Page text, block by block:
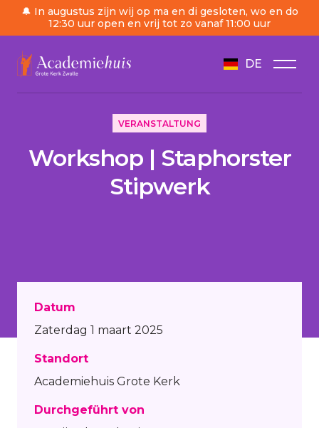
🔔 In augustus zijn wij op ma en di gesloten, wo en do
12:30 uur open en vrij tot zo vanaf 11:00 uur
DE
/
Tagesordnung
VERANSTALTUNG
Workshop | Staphorster
Stipwerk
Datum
Zaterdag 1 maart 2025
Standort
Academiehuis Grote Kerk
Durchgeführt von